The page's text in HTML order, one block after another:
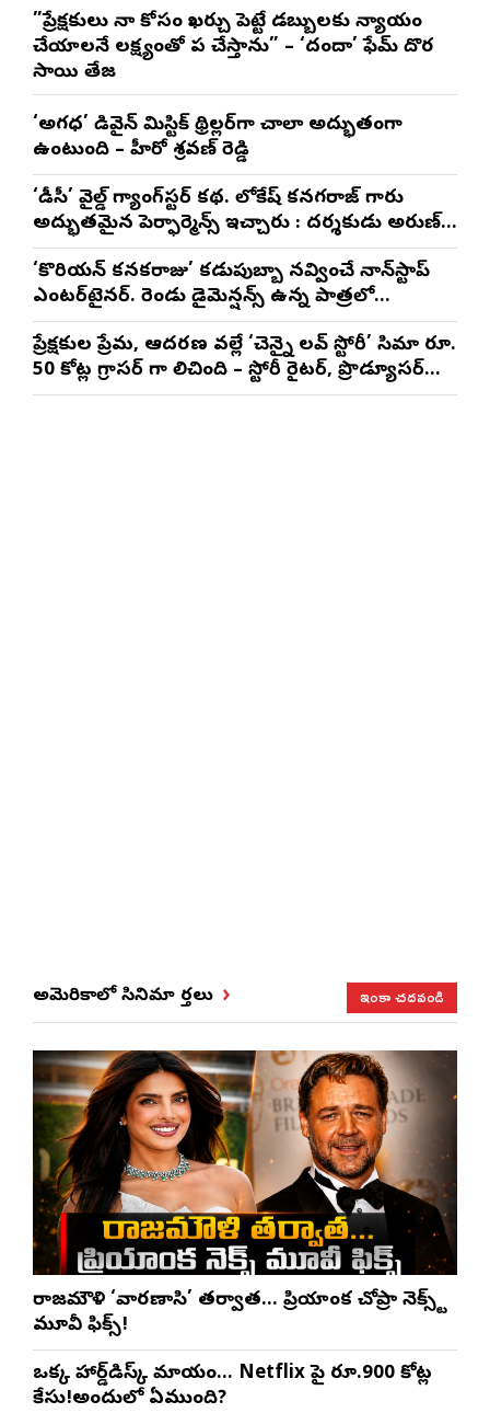
”ప్రేక్షకులు నా కోసం ఖర్చు పెట్టే డబ్బులకు న్యాయం
చేయాలనే లక్ష్యంతో పని చేస్తాను” – ‘దందా’ ఫేమ్ దొర
సాయి తేజ
‘అగధ’ డివైన్ మిస్టిక్ థ్రిల్లర్‌గా చాలా అద్భుతంగా
ఉంటుంది – హీరో శ్రవణ్ రెడ్డి
‘డీసీ’ వైల్డ్ గ్యాంగ్‌స్టర్ కథ. లోకేష్ కనగరాజ్ గారు
అద్భుతమైన పెర్ఫార్మెన్స్ ఇచ్చారు : దర్శకుడు అరుణ్
మాథేశ్వరన్
‘కొరియన్ కనకరాజు’ కడుపుబ్బా నవ్వించే నాన్‌స్టాప్
ఎంటర్‌టైనర్. రెండు డైమెన్షన్స్ ఉన్న పాత్రలో
నటించడం చాలా సంతృప్తినిచ్చింది : వరుణ్ తేజ్
ప్రేక్షకుల ప్రేమ, ఆదరణ వల్లే ‘చెన్నై లవ్ స్టోరీ’ సినిమా రూ.
50 కోట్ల గ్రాసర్ గా నిలిచింది – స్టోరీ రైటర్, ప్రొడ్యూసర్
సాయి రాజేష్
అమెరికాలో సినిమా వార్తలు ఇంకా చదవండి
రాజమౌళి ‘వారణాసి’ తర్వాత… ప్రియాంక చోప్రా నెక్స్ట్
మూవీ ఫిక్స్!
ఒక్క హార్డ్‌డిస్క్ మాయం… Netflix పై రూ.900 కోట్ల
కేసు!అందులో ఏముంది?